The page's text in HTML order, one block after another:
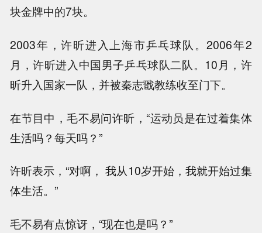
块金牌中的7块。
2003年，许昕进入上海市乒乓球队。2006年2
月，许昕进入中国男子乒乓球队二队。10月，许
昕升入国家一队，并被秦志戬教练收至门下。
在节目中，毛不易问许昕，“运动员是在过着集体
生活吗？每天吗？”
许昕表示，“对啊， 我从10岁开始，我就开始过集
体生活。”
毛不易有点惊讶，“现在也是吗？”